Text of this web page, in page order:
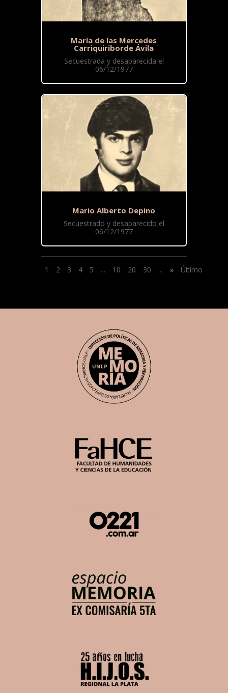
María de las Mercedes
Carriquiriborde Ávila
Secuestrada y desaparecida el
06/12/1977
Mario Alberto Depino
Secuestrado y desaparecido el
06/12/1977
1 2 3 4 5 ... 10 20 30 ... » Último